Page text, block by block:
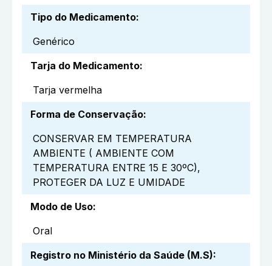
Tipo do Medicamento:
Genérico
Tarja do Medicamento:
Tarja vermelha
Forma de Conservação:
CONSERVAR EM TEMPERATURA
AMBIENTE ( AMBIENTE COM
TEMPERATURA ENTRE 15 E 30ºC),
PROTEGER DA LUZ E UMIDADE
Modo de Uso:
Oral
Registro no Ministério da Saúde (M.S):